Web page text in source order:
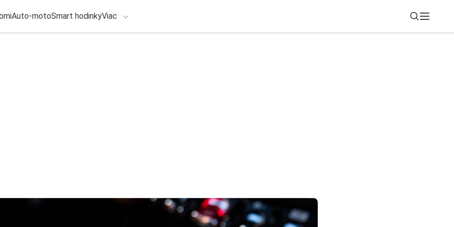
Auto-motoSmart hodinkyViac